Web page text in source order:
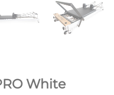
White